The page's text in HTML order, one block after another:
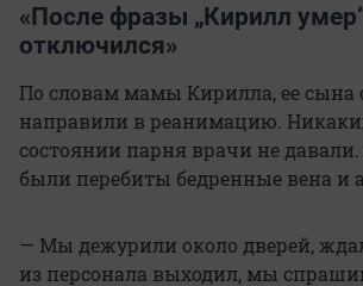
«После фразы „Кирилл
отключился»
По словам мамы Кирилла, ее сына
направили в реанимацию.
состоянии парня врачи не
были перебиты бедренные вена и
— Мы дежурили около дверей,
из персонала выходил, мы